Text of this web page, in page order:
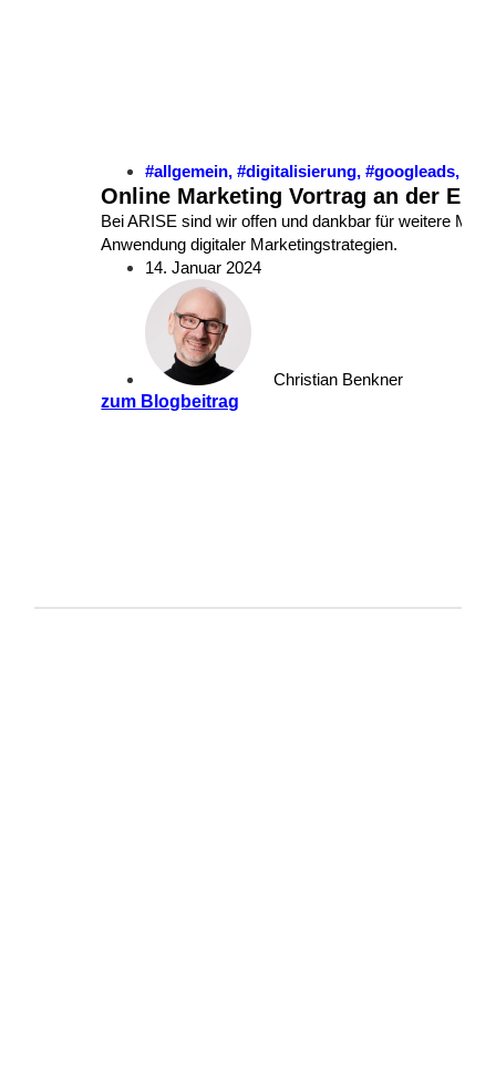
#allgemein,#digitalisierung,#googleads,
Online Marketing Vortrag an der
Bei ARISE sind wir offen und dankbar für weitere
Anwendung digitaler Marketingstrategien.
14. Januar 2024
Christian Benkner
zum Blogbeitrag